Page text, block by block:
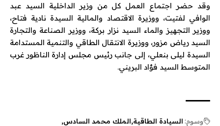
وقد حضر اجتماع العمل كل من وزير الداخلية السيد عبد
الوافي لفتيت، ووزيرة الاقتصاد والمالية السيدة نادية فتاح،
ووزير التجهيز والماء السيد نزار بركة، ووزير الصناعة والتجارة
السيد رياض مزور، ووزيرة الانتقال الطاقي والتنمية المستدامة
السيدة ليلى بنعلي، إلى جانب رئيس مجلس إدارة الناظور غرب
المتوسط السيد فؤاد البريني.
وسوم: السيادة الطاقية الملك محمد السادس